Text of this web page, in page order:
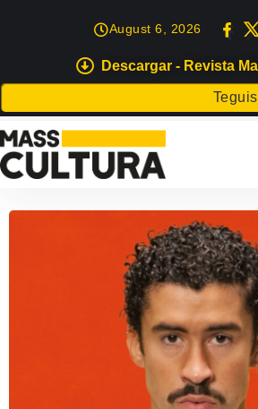
Descargar - Revista
August 6, 2026